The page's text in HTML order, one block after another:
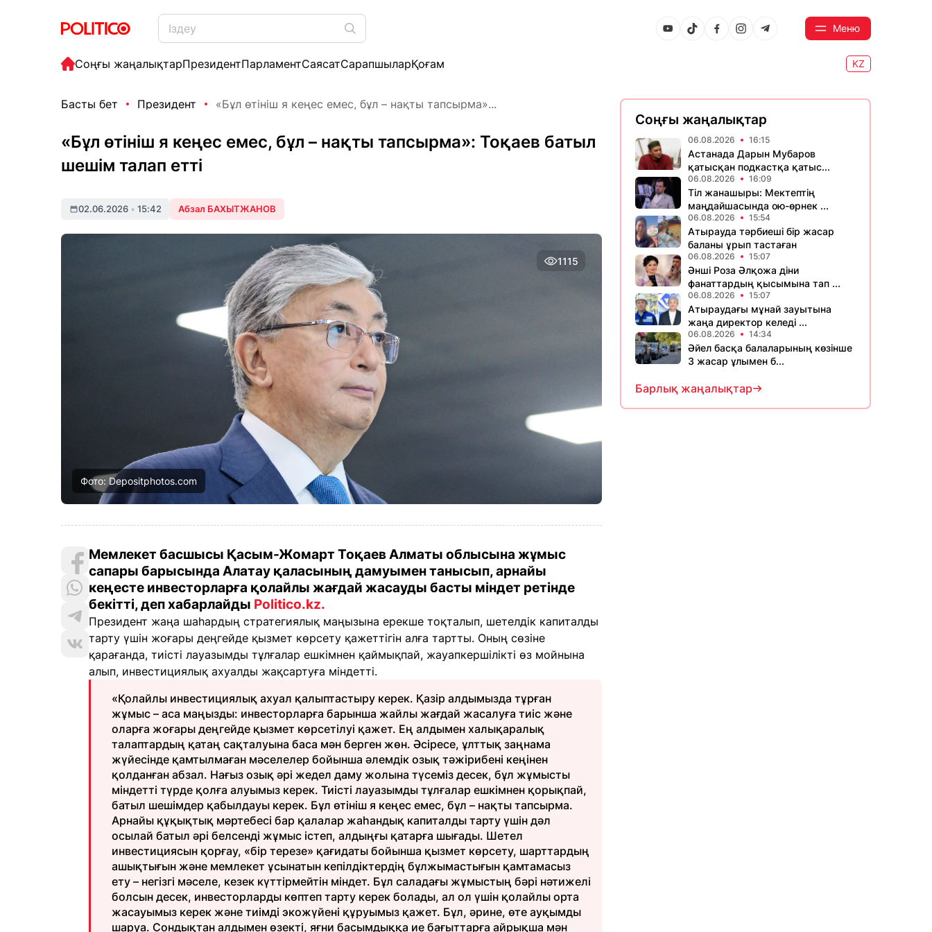
Меню
Соңғы жаңалықтарПрезидентПарламентСаясатСарапшыларҚоғам KZ
Басты бет Президент «Бұл өтініш я кеңес емес, бұл – нақты тапсырма»...
«Бұл өтініш я кеңес емес, бұл – нақты тапсырма»: Тоқаев батыл
шешім талап етті
02.06.2026 • 15:42 Абзал БАХЫТЖАНОВ
1115
Фото: Depositphotos.com
Мемлекет басшысы Қасым-Жомарт Тоқаев Алматы облысына жұмыс
сапары барысында Алатау қаласының дамуымен танысып, арнайы
кеңесте инвесторларға қолайлы жағдай жасауды басты міндет ретінде
бекітті, деп хабарлайды Politico.kz.
Президент жаңа шаһардың стратегиялық маңызына ерекше тоқталып, шетелдік капиталды
тарту үшін жоғары деңгейде қызмет көрсету қажеттігін алға тартты. Оның сөзіне
қарағанда, тиісті лауазымды тұлғалар ешкімнен қаймықпай, жауапкершілікті өз мойнына
алып, инвестициялық ахуалды жақсартуға міндетті.
«Қолайлы инвестициялық ахуал қалыптастыру керек. Қазір алдымызда тұрған
жұмыс – аса маңызды: инвесторларға барынша жайлы жағдай жасалуға тиіс және
оларға жоғары деңгейде қызмет көрсетілуі қажет. Ең алдымен халықаралық
талаптардың қатаң сақталуына баса мән берген жөн. Әсіресе, ұлттық заңнама
жүйесінде қамтылмаған мәселелер бойынша әлемдік озық тәжірибені кеңінен
қолданған абзал. Нағыз озық әрі жедел даму жолына түсеміз десек, бұл жұмысты
міндетті түрде қолға алуымыз керек. Тиісті лауазымды тұлғалар ешкімнен қорықпай,
батыл шешімдер қабылдауы керек. Бұл өтініш я кеңес емес, бұл – нақты тапсырма.
Арнайы құқықтық мәртебесі бар қалалар жаһандық капиталды тарту үшін дәл
осылай батыл әрі белсенді жұмыс істеп, алдыңғы қатарға шығады. Шетел
инвестициясын қорғау, «бір терезе» қағидаты бойынша қызмет көрсету, шарттардың
ашықтығын және мемлекет ұсынатын кепілдіктердің бұлжымастығын қамтамасыз
ету – негізгі мәселе, кезек күттірмейтін міндет. Бұл саладағы жұмыстың бәрі нәтижелі
болсын десек, инвесторларды көптеп тарту керек болады, ал ол үшін қолайлы орта
жасауымыз керек және тиімді экожүйені құруымыз қажет. Бұл, әрине, өте ауқымды
шаруа. Сондықтан алдымен өзекті, яғни басымдыққа ие бағыттарға айрықша мән
Соңғы жаңалықтар
06.08.2026 16:15
Астанада Дарын Мубаров
қатысқан подкастқа қатыс...
06.08.2026 16:09
Тіл жанашыры: Мектептің
маңдайшасында ою-өрнек ...
06.08.2026 15:54
Атырауда тәрбиеші бір жасар
баланы ұрып тастаған
06.08.2026 15:07
Әнші Роза Әлқожа діни
фанаттардың қысымына тап ...
06.08.2026 15:07
Атыраудағы мұнай зауытына
жаңа директор келеді ...
06.08.2026 14:34
Әйел басқа балаларының көзінше
3 жасар ұлымен б...
Барлық жаңалықтар